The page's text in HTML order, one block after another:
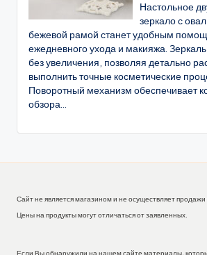
Настольное
зеркало с
бежевой рамой станет удобным
ежедневного ухода и макияжа.
без увеличения, позволяя детально
выполнить точные косметические
Поворотный механизм обеспечивает
обзора...
Сайт не является магазином и не осуществляет продажи
Цены на продукты могут отличаться от заявленных.